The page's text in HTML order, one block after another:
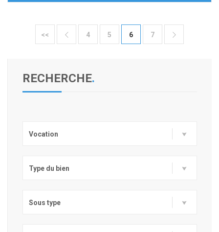
<<  4 5 6 7 
RECHERCHE.
Vocation
Type du bien
Sous type